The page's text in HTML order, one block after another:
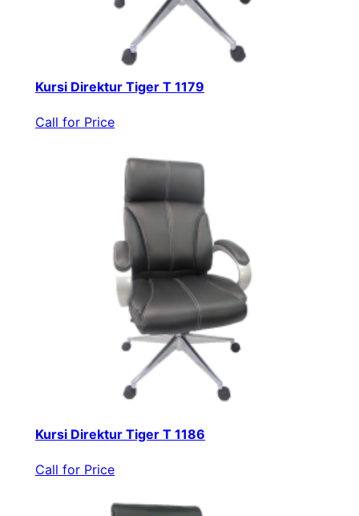
Kursi Direktur Tiger T 1179
Call for Price
Kursi Direktur Tiger T 1186
Call for Price